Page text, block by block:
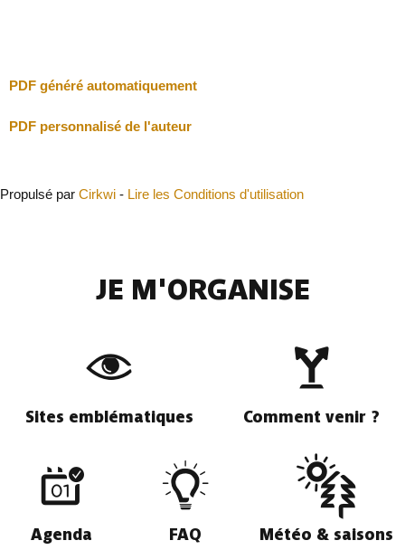
PDF généré automatiquement
PDF personnalisé de l'auteur
Propulsé par Cirkwi - Lire les Conditions d'utilisation
JE M'ORGANISE
Sites emblématiques Comment venir ?
Agenda FAQ Météo & saisons